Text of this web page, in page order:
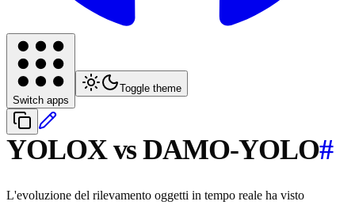
Switch apps
Toggle theme
YOLOX vs DAMO-YOLO#
L'evoluzione del rilevamento oggetti in tempo reale ha visto